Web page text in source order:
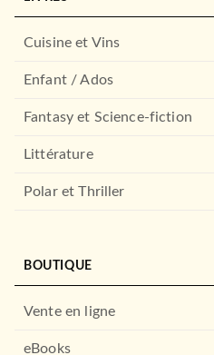
Cuisine et Vins
Enfant / Ados
Fantasy et Science-fiction
Littérature
Polar et Thriller
BOUTIQUE
Vente en ligne
eBooks